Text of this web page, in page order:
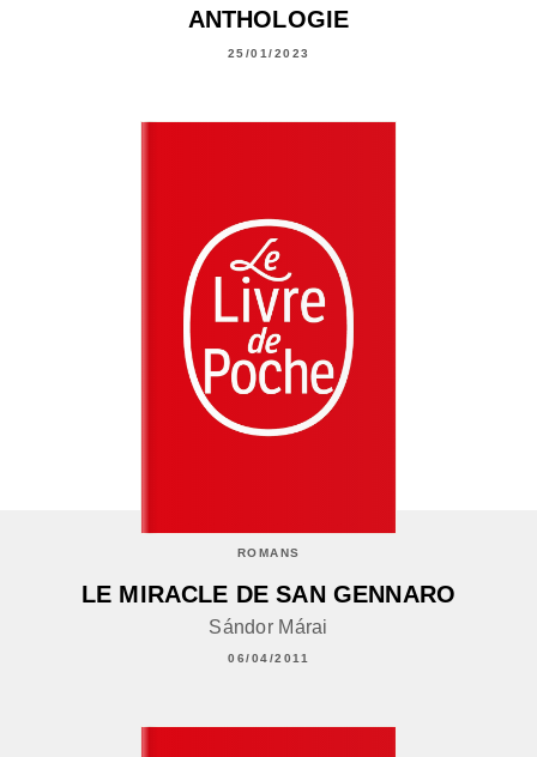
ANTHOLOGIE
25/01/2023
ROMANS
LE MIRACLE DE SAN GENNARO
Sándor Márai
06/04/2011